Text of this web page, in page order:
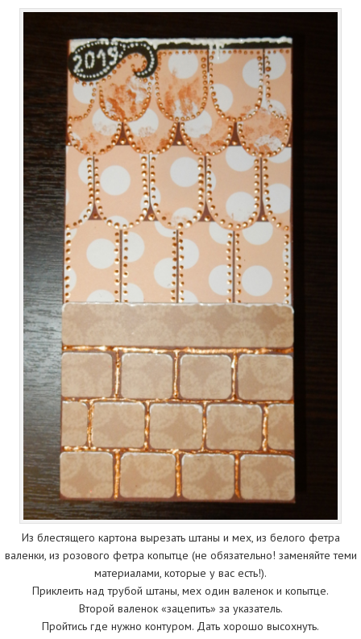
Из блестящего картона вырезать штаны и мех, из белого фетра
валенки, из розового фетра копытце (не обязательно! заменяйте теми
материалами, которые у вас есть!).
Приклеить над трубой штаны, мех один валенок и копытце.
Второй валенок «зацепить» за указатель.
Пройтись где нужно контуром. Дать хорошо высохнуть.